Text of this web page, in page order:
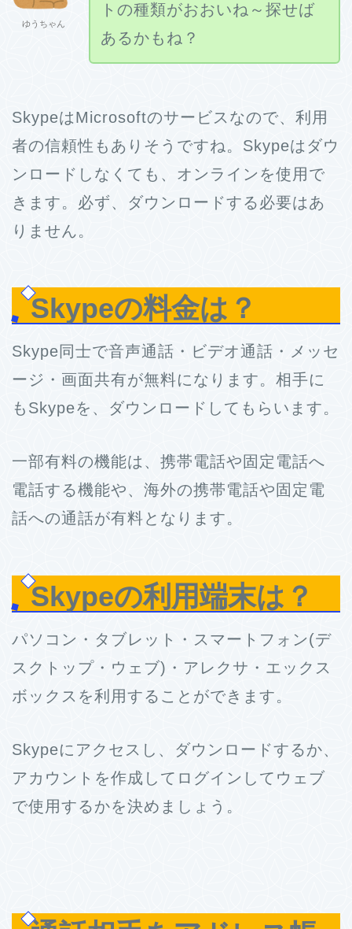
ゆうちゃん
トの種類がおおいね～探せば
あるかもね？
SkypeはMicrosoftのサービスなので、利用
者の信頼性もありそうですね。Skypeはダウ
ンロードしなくても、オンラインを使用で
きます。必ず、ダウンロードする必要はあ
りません。
Skypeの料金は？
Skype同士で音声通話・ビデオ通話・メッセ
ージ・画面共有が無料になります。相手に
もSkypeを、ダウンロードしてもらいます。
一部有料の機能は、携帯電話や固定電話へ
電話する機能や、海外の携帯電話や固定電
話への通話が有料となります。
Skypeの利用端末は？
パソコン・タブレット・スマートフォン(デ
スクトップ・ウェブ)・アレクサ・エックス
ボックスを利用することができます。
Skypeにアクセスし、ダウンロードするか、
アカウントを作成してログインしてウェブ
で使用するかを決めましょう。